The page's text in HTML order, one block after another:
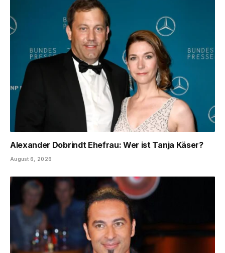
Alexander Dobrindt Ehefrau: Wer ist Tanja Käser?
August 6, 2026